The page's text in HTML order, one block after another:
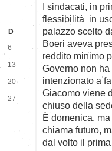
I sindacati, in
flessibilità in
palazzo scelto
Boeri aveva
reddito minimo
Governo non
intenzionato a
Giacomo viene
chiuso della
È domenica,
chiama futuro,
dal volto il
D
6
13
20
27